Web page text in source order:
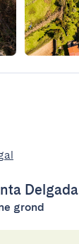
Delgada
grond